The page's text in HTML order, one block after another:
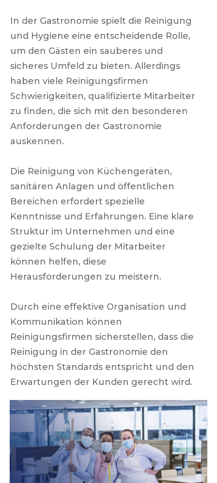
In der Gastronomie spielt die Reinigung
und Hygiene eine entscheidende Rolle,
um den Gästen ein sauberes und
sicheres Umfeld zu bieten. Allerdings
haben viele Reinigungsfirmen
Schwierigkeiten, qualifizierte Mitarbeiter
zu finden, die sich mit den besonderen
Anforderungen der Gastronomie
auskennen.
Die Reinigung von Küchengeräten,
sanitären Anlagen und öffentlichen
Bereichen erfordert spezielle
Kenntnisse und Erfahrungen. Eine klare
Struktur im Unternehmen und eine
gezielte Schulung der Mitarbeiter
können helfen, diese
Herausforderungen zu meistern.
Durch eine effektive Organisation und
Kommunikation können
Reinigungsfirmen sicherstellen, dass die
Reinigung in der Gastronomie den
höchsten Standards entspricht und den
Erwartungen der Kunden gerecht wird.